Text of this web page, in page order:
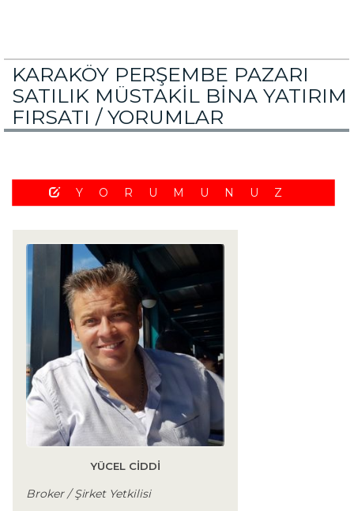
KARAKÖY PERŞEMBE PAZARI
SATILIK MÜSTAKİL BİNA YATIRIM
FIRSATI / YORUMLAR
YORUMUNUZ
YÜCEL CIDDI
Broker / Şirket Yetkilisi